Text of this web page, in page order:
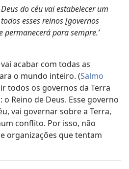
Deus do céu vai estabelecer um
esses reinos [governos
permanecerá para sempre.’
acabar com todas as
o mundo inteiro. (Salmo
todos os governos da Terra
Reino de Deus. Esse governo
vai governar sobre a Terra,
conflito. Por isso, não
organizações que tentam